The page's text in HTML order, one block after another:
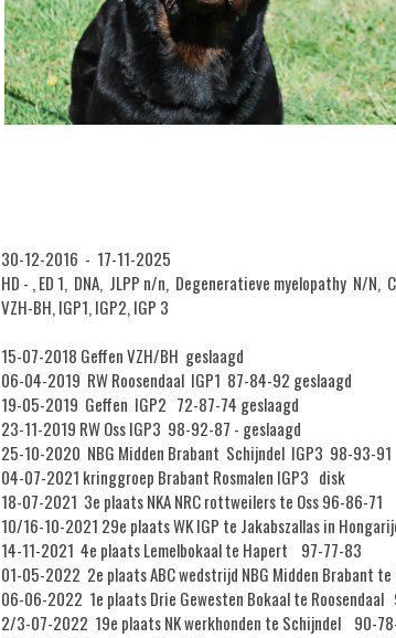
30-12-2016 - 17-11-2025
HD - , ED 1, DNA, JLPP n/n, Degeneratieve myelopathy N/
VZH-BH, IGP1, IGP2, IGP 3
15-07-2018 Geffen VZH/BH geslaagd
06-04-2019 RW Roosendaal IGP1 87-84-92 geslaagd
19-05-2019 Geffen IGP2 72-87-74 geslaagd
23-11-2019 RW Oss IGP3 98-92-87 - geslaagd
25-10-2020 NBG Midden Brabant Schijndel IGP3 98-93-91
04-07-2021 kringgroep Brabant Rosmalen IGP3 disk
18-07-2021 3e plaats NKA NRC rottweilers te Oss 96-86-71
10/16-10-2021 29e plaats WK IGP te Jakabszallas in
14-11-2021 4e plaats Lemelbokaal te Hapert 97-77-83
01-05-2022 2e plaats ABC wedstrijd NBG Midden Brabant
06-06-2022 1e plaats Drie Gewesten Bokaal te
2/3-07-2022 19e plaats NK werkhonden te Schijndel 90-